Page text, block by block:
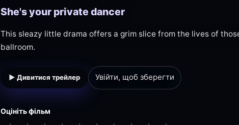
She's your private dancer
This sleazy little drama offers a grim slice from the lives of
ballroom.
▶ Дивитися трейлер Увійти, щоб зберегти
Оцініть фільм